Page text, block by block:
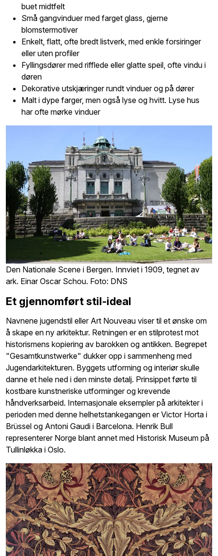
buet midtfelt
Små gangvinduer med farget glass, gjerne
blomstermotiver
Enkelt, flatt, ofte bredt listverk, med enkle forsiringer
eller uten profiler
Fyllingsdører med rifflede eller glatte speil, ofte vindu i
døren
Dekorative utskjæringer rundt vinduer og på dører
Malt i dype farger, men også lyse og hvitt. Lyse hus
har ofte mørke vinduer
Den Nationale Scene i Bergen. Innviet i 1909, tegnet av
ark. Einar Oscar Schou. Foto: DNS
Et gjennomført stil-ideal
Navnene jugendstil eller Art Nouveau viser til et ønske om
å skape en ny arkitektur. Retningen er en stilprotest mot
historismens kopiering av barokken og antikken. Begrepet
"Gesamtkunstwerke" dukker opp i sammenheng med
Jugendarkitekturen. Byggets utforming og interiør skulle
danne et hele ned i den minste detalj. Prinsippet førte til
kostbare kunstneriske utforminger og krevende
håndverksarbeid. Internasjonale eksempler på arkitekter i
perioden med denne helhetstankegangen er Victor Horta i
Brüssel og Antoni Gaudi i Barcelona. Henrik Bull
representerer Norge blant annet med Historisk Museum på
Tullinløkka i Oslo.